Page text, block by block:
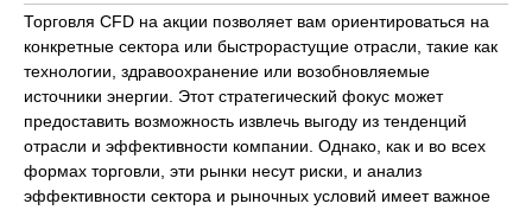
Торговля CFD на акции позволяет вам ориентироваться на
конкретные сектора или быстрорастущие отрасли, такие как
технологии, здравоохранение или возобновляемые
источники энергии. Этот стратегический фокус может
предоставить возможность извлечь выгоду из тенденций
отрасли и эффективности компании. Однако, как и во всех
формах торговли, эти рынки несут риски, и анализ
эффективности сектора и рыночных условий имеет важное